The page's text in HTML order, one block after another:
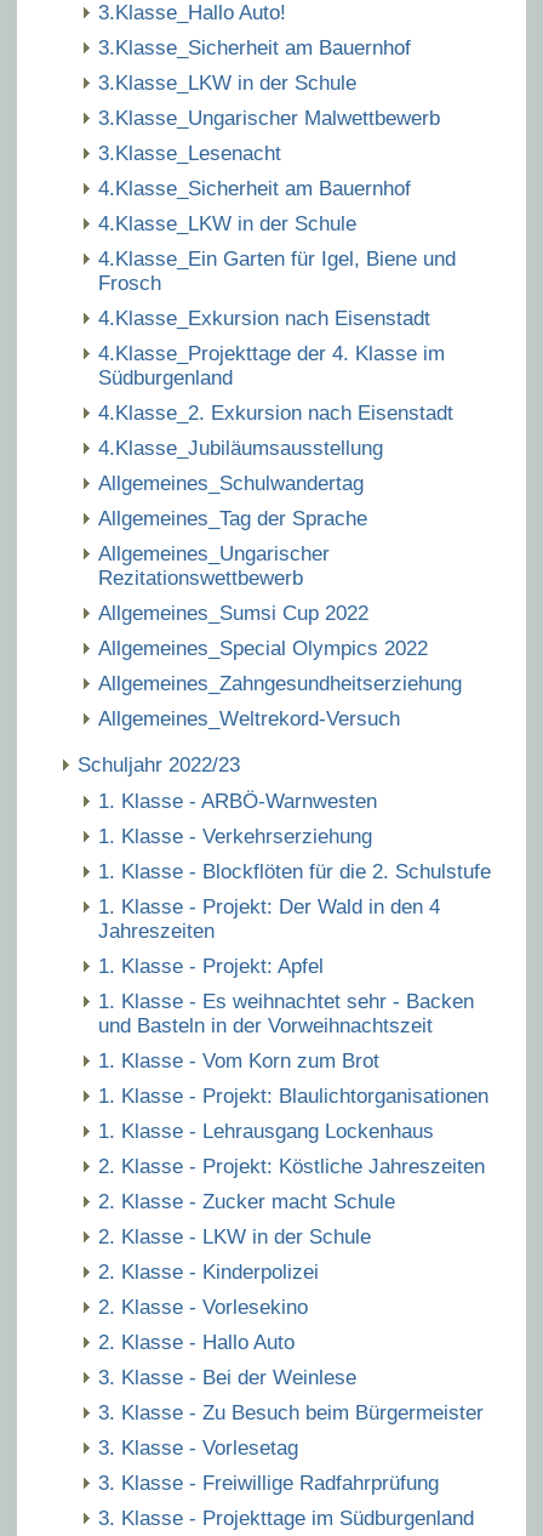
3.Klasse_Hallo Auto!
3.Klasse_Sicherheit am Bauernhof
3.Klasse_LKW in der Schule
3.Klasse_Ungarischer Malwettbewerb
3.Klasse_Lesenacht
4.Klasse_Sicherheit am Bauernhof
4.Klasse_LKW in der Schule
4.Klasse_Ein Garten für Igel, Biene und
Frosch
4.Klasse_Exkursion nach Eisenstadt
4.Klasse_Projekttage der 4. Klasse im
Südburgenland
4.Klasse_2. Exkursion nach Eisenstadt
4.Klasse_Jubiläumsausstellung
Allgemeines_Schulwandertag
Allgemeines_Tag der Sprache
Allgemeines_Ungarischer
Rezitationswettbewerb
Allgemeines_Sumsi Cup 2022
Allgemeines_Special Olympics 2022
Allgemeines_Zahngesundheitserziehung
Allgemeines_Weltrekord-Versuch
Schuljahr 2022/23
1. Klasse - ARBÖ-Warnwesten
1. Klasse - Verkehrserziehung
1. Klasse - Blockflöten für die 2. Schulstufe
1. Klasse - Projekt: Der Wald in den 4
Jahreszeiten
1. Klasse - Projekt: Apfel
1. Klasse - Es weihnachtet sehr - Backen
und Basteln in der Vorweihnachtszeit
1. Klasse - Vom Korn zum Brot
1. Klasse - Projekt: Blaulichtorganisationen
1. Klasse - Lehrausgang Lockenhaus
2. Klasse - Projekt: Köstliche Jahreszeiten
2. Klasse - Zucker macht Schule
2. Klasse - LKW in der Schule
2. Klasse - Kinderpolizei
2. Klasse - Vorlesekino
2. Klasse - Hallo Auto
3. Klasse - Bei der Weinlese
3. Klasse - Zu Besuch beim Bürgermeister
3. Klasse - Vorlesetag
3. Klasse - Freiwillige Radfahrprüfung
3. Klasse - Projekttage im Südburgenland